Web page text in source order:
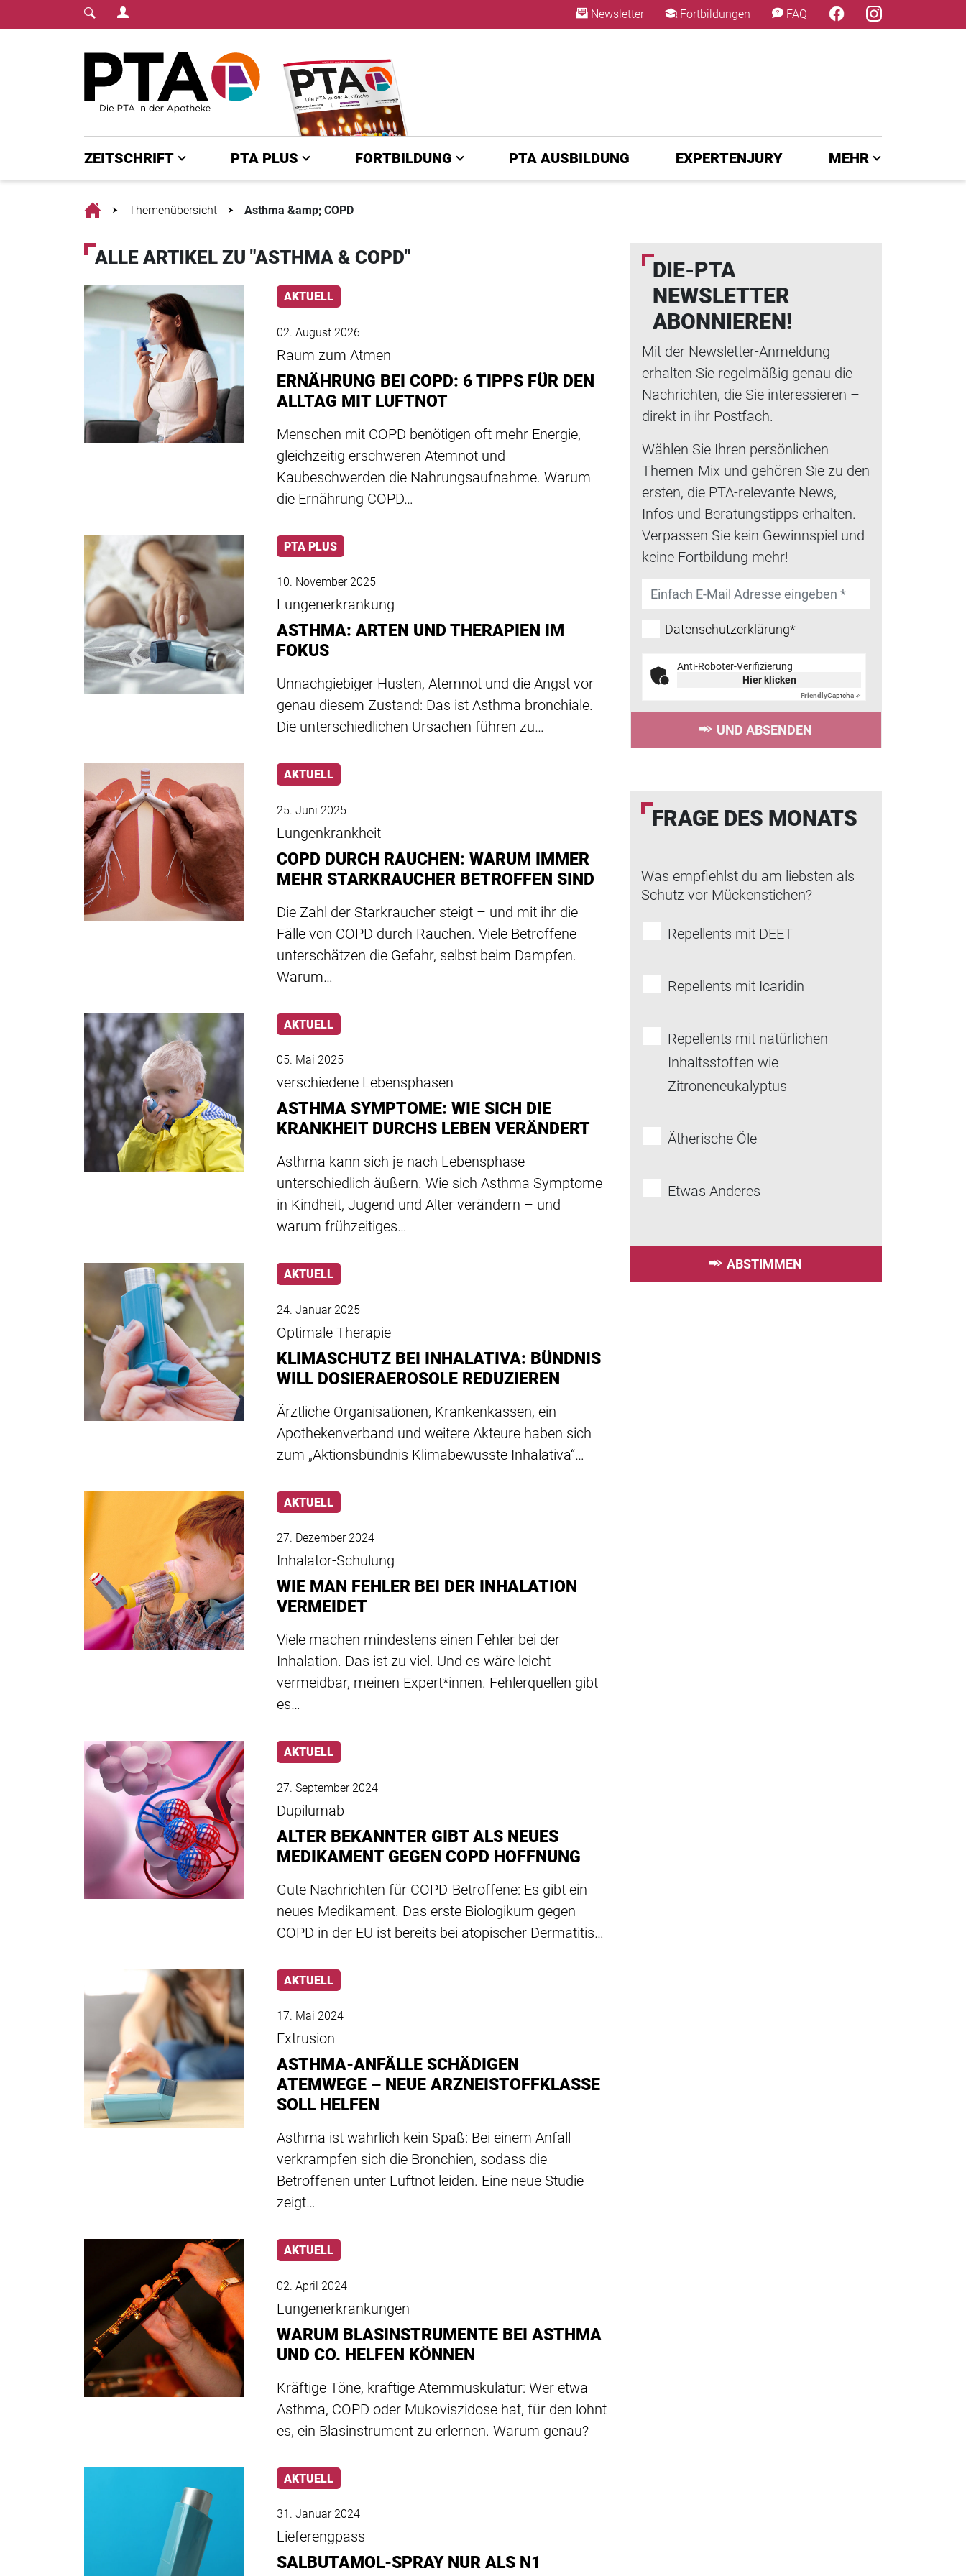
Login Menu Newsletter Fortbildungen FAQ
Fachmedium für PTA | diepta.de
ZEITSCHRIFT PTA PLUS FORTBILDUNG PTA AUSBILDUNG EXPERTENJURY MEHR
HomeThemenübersicht Asthma &amp; COPD
ALLE ARTIKEL ZU "ASTHMA & COPD"
AKTUELL
02. August 2026
Raum zum Atmen
ERNÄHRUNG BEI COPD: 6 TIPPS FÜR DEN
ALLTAG MIT LUFTNOT
Menschen mit COPD benötigen oft mehr Energie,
gleichzeitig erschweren Atemnot und
Kaubeschwerden die Nahrungsaufnahme. Warum
die Ernährung COPD…
PTA PLUS
10. November 2025
Lungenerkrankung
ASTHMA: ARTEN UND THERAPIEN IM
FOKUS
Unnachgiebiger Husten, Atemnot und die Angst vor
genau diesem Zustand: Das ist Asthma bronchiale.
Die unterschiedlichen Ursachen führen zu…
AKTUELL
25. Juni 2025
Lungenkrankheit
COPD DURCH RAUCHEN: WARUM IMMER
MEHR STARKRAUCHER BETROFFEN SIND
Die Zahl der Starkraucher steigt – und mit ihr die
Fälle von COPD durch Rauchen. Viele Betroffene
unterschätzen die Gefahr, selbst beim Dampfen.
Warum…
AKTUELL
05. Mai 2025
verschiedene Lebensphasen
ASTHMA SYMPTOME: WIE SICH DIE
KRANKHEIT DURCHS LEBEN VERÄNDERT
Asthma kann sich je nach Lebensphase
unterschiedlich äußern. Wie sich Asthma Symptome
in Kindheit, Jugend und Alter verändern – und
warum frühzeitiges…
AKTUELL
24. Januar 2025
Optimale Therapie
KLIMASCHUTZ BEI INHALATIVA: BÜNDNIS
WILL DOSIERAEROSOLE REDUZIEREN
Ärztliche Organisationen, Krankenkassen, ein
Apothekenverband und weitere Akteure haben sich
zum „Aktionsbündnis Klimabewusste Inhalativa“…
AKTUELL
27. Dezember 2024
Inhalator-Schulung
WIE MAN FEHLER BEI DER INHALATION
VERMEIDET
Viele machen mindestens einen Fehler bei der
Inhalation. Das ist zu viel. Und es wäre leicht
vermeidbar, meinen Expert*innen. Fehlerquellen gibt
es…
AKTUELL
27. September 2024
Dupilumab
ALTER BEKANNTER GIBT ALS NEUES
MEDIKAMENT GEGEN COPD HOFFNUNG
Gute Nachrichten für COPD-Betroffene: Es gibt ein
neues Medikament. Das erste Biologikum gegen
COPD in der EU ist bereits bei atopischer Dermatitis…
AKTUELL
17. Mai 2024
Extrusion
ASTHMA-ANFÄLLE SCHÄDIGEN
ATEMWEGE – NEUE ARZNEISTOFFKLASSE
SOLL HELFEN
Asthma ist wahrlich kein Spaß: Bei einem Anfall
verkrampfen sich die Bronchien, sodass die
Betroffenen unter Luftnot leiden. Eine neue Studie
zeigt…
AKTUELL
02. April 2024
Lungenerkrankungen
WARUM BLASINSTRUMENTE BEI ASTHMA
UND CO. HELFEN KÖNNEN
Kräftige Töne, kräftige Atemmuskulatur: Wer etwa
Asthma, COPD oder Mukoviszidose hat, für den lohnt
es, ein Blasinstrument zu erlernen. Warum genau?
AKTUELL
31. Januar 2024
Lieferengpass
SALBUTAMOL-SPRAY NUR ALS N1
DIE-PTA
NEWSLETTER
ABONNIEREN!
Mit der Newsletter-Anmeldung
erhalten Sie regelmäßig genau die
Nachrichten, die Sie interessieren –
direkt in ihr Postfach.
Wählen Sie Ihren persönlichen
Themen-Mix und gehören Sie zu den
ersten, die PTA-relevante News,
Infos und Beratungstipps erhalten.
Verpassen Sie kein Gewinnspiel und
keine Fortbildung mehr!
Datenschutzerklärung*
Anti-Roboter-Verifizierung
Hier klicken
FriendlyCaptcha ⇗
UND ABSENDEN
FRAGE DES MONATS
Was empfiehlst du am liebsten als
Schutz vor Mückenstichen?
Repellents mit DEET
Repellents mit Icaridin
Repellents mit natürlichen
Inhaltsstoffen wie
Zitroneneukalyptus
Ätherische Öle
Etwas Anderes
ABSTIMMEN
×